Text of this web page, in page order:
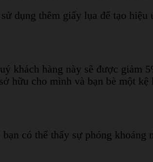
dụng thêm giấy lụa để tạo hiệu
khách hàng này sẽ được giảm
hữu cho mình và bạn bè một kệ
có thể thấy sự phóng khoáng